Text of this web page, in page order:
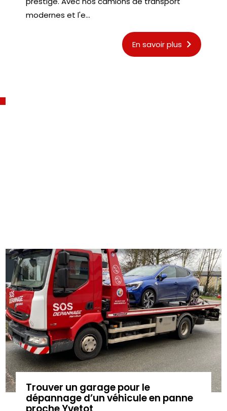
modernes et l'e...
En savoir plus
Trouver un garage pour le
dépannage d’un véhicule en panne